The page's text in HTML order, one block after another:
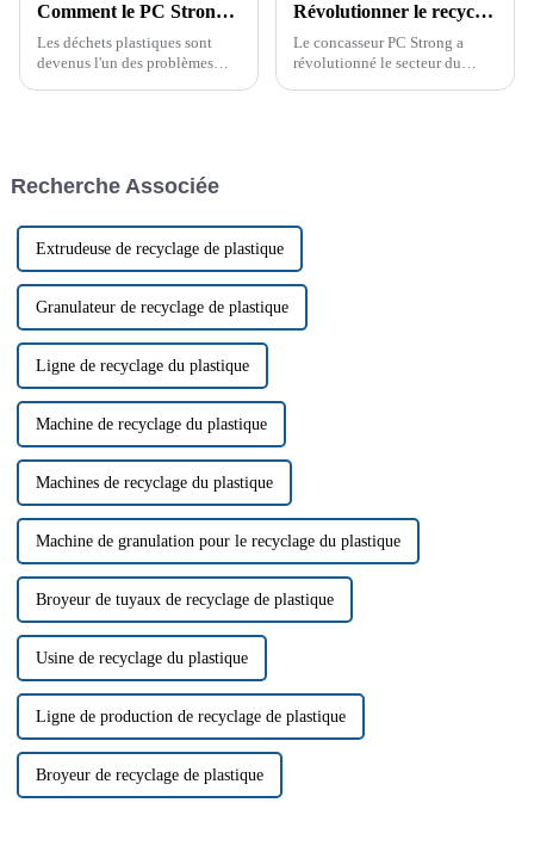
Comment le PC Strong Crusher transforme le recyclage du plastique
Les déchets plastiques sont
devenus l'un des problèmes
industries se tournent vers des
Révolutionner le recyclage des déchets avec le PC Strong Crusher
Le concasseur PC Strong a
révolutionné le secteur du
le PC Strong Crusher a
recyclage des déchets, offrant
des solutions innovantes pour
résistants et volumineux.
Recherche Associée
Extrudeuse de recyclage de plastique
Granulateur de recyclage de plastique
Ligne de recyclage du plastique
Machine de recyclage du plastique
Machines de recyclage du plastique
Machine de granulation pour le recyclage du plastique
Broyeur de tuyaux de recyclage de plastique
Usine de recyclage du plastique
Ligne de production de recyclage de plastique
Broyeur de recyclage de plastique